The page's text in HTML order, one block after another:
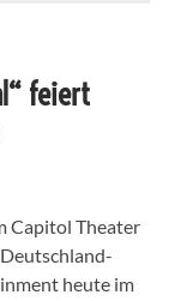
feiert
Capitol Theater
heute im